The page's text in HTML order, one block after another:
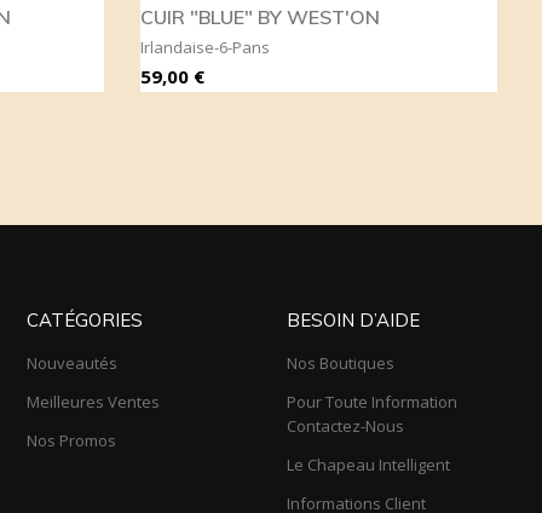
CUIR "BLUE" BY WEST'ON
Irlandaise-6-Pans
Prix
59,00 €
CATÉGORIES
Nouveautés
Meilleures Ventes
Nos Promos
BESOIN D’AIDE
Nos Boutiques
Pour Toute Information
Contactez-Nous
Le Chapeau Intelligent
Informations Client